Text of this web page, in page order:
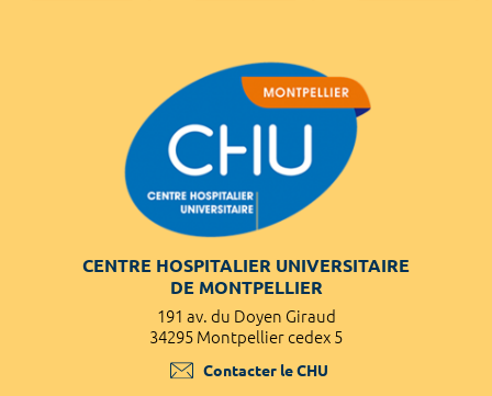
CENTRE HOSPITALIER UNIVERSITAIRE
DE MONTPELLIER
191 av. du Doyen Giraud
34295 Montpellier cedex 5
Contacter le CHU